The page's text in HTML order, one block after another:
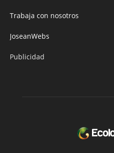
Trabaja con nosotros
JoseanWebs
Publicidad